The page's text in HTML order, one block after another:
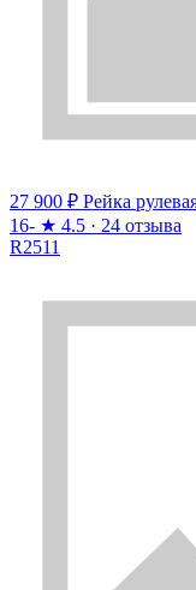
27 900 ₽ Рейка
16- ★ 4.5 · 24 отзыва
R2511